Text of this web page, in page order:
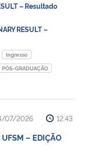
– Resultado
RESULT –
Ingresso
PÓS-GRADUAÇÃO
07/2026 12:43
– EDIÇÃO